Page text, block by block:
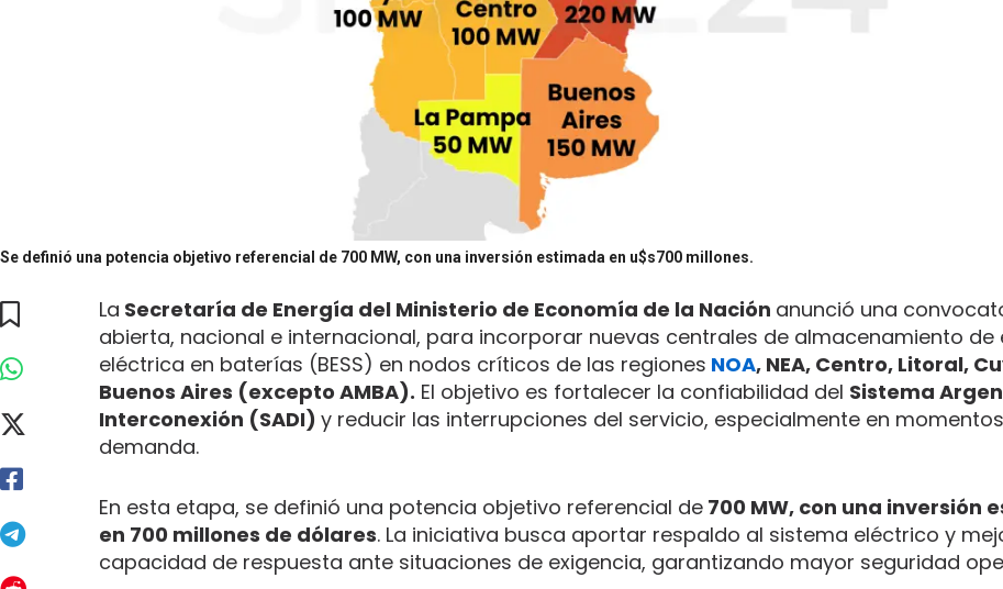
Se definió una potencia objetivo referencial de 700 MW, con una inversión estimada en u$s700 millones.
La Secretaría de Energía del Ministerio de Economía de la Nación anunció una
abierta, nacional e internacional, para incorporar nuevas centrales de almacenamiento de
eléctrica en baterías (BESS) en nodos críticos de las regiones NOA, NEA, Centro, Litoral,
Buenos Aires (excepto AMBA). El objetivo es fortalecer la confiabilidad del Sistema
Interconexión (SADI) y reducir las interrupciones del servicio, especialmente en
demanda.
En esta etapa, se definió una potencia objetivo referencial de 700 MW, con una inversión
en 700 millones de dólares. La iniciativa busca aportar respaldo al sistema eléctrico y
capacidad de respuesta ante situaciones de exigencia, garantizando mayor seguridad